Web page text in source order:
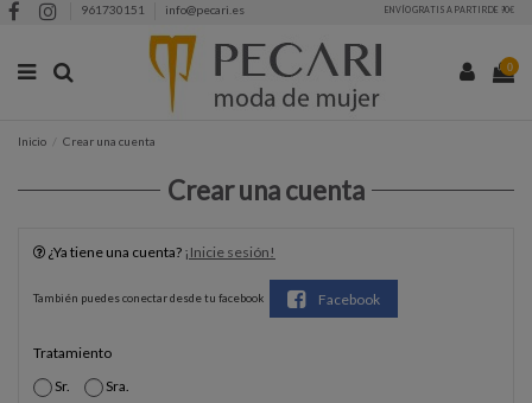
961730151 info@pecari.es ENVÍO GRATIS A PARTIR DE 90€
0
Inicio Crear una cuenta
Crear una cuenta
¿Ya tiene una cuenta? ¡Inicie sesión!
También puedes conectar desde tu facebook Facebook
Tratamiento
Sr.
Sra.